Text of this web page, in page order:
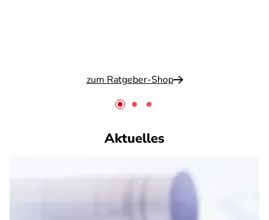
zum Ratgeber-Shop
Aktuelles